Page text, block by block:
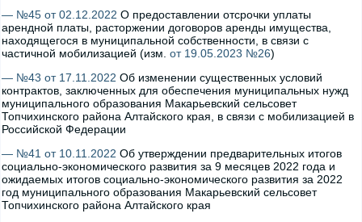
— №45 от 02.12.2022 О предоставлении отсрочки уплаты
арендной платы, расторжении договоров аренды имущества,
находящегося в муниципальной собственности, в связи с
частичной мобилизацией (изм. от 19.05.2023 №26)
— №43 от 17.11.2022 Об изменении существенных условий
контрактов, заключенных для обеспечения муниципальных нужд
муниципального образования Макарьевский сельсовет
Топчихинского района Алтайского края, в связи с мобилизацией в
Российской Федерации
— №41 от 10.11.2022 Об утверждении предварительных итогов
социально-экономического развития за 9 месяцев 2022 года и
ожидаемых итогов социально-экономического развития за 2022
год муниципального образования Макарьевский сельсовет
Топчихинского района Алтайского края